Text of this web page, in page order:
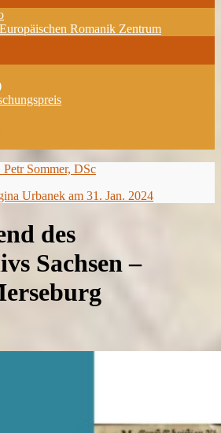
Romanik Zentrum
Sommer, DSc
Urbanek am 31. Jan. 2024
des
Sachsen –